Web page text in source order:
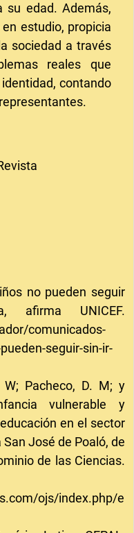
su edad. Además,
estudio, propicia
sociedad a través
reales que
contando
no pueden seguir
UNICEF.
comunicados-
seguir-sin-ir-
Pacheco, D. M; y
vulnerable y
en el sector
José de Poaló, de
de las Ciencias.
ojs/index.php/e